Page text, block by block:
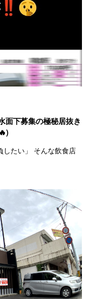
面下募集の極秘居抜き
したい」 そんな飲食店